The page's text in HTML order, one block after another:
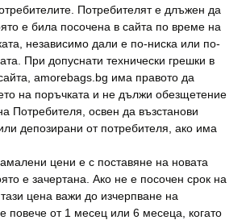
Потребителят е длъжен да
е била посочена в сайта по време на
независимо дали е по-ниска или по-
При допуснати технически грешки в
amorebags.bg има правото да
на поръчката и не дължи обезщетение
Потребителя, освен да възстанови
депозирани от потребителя, ако има
цени е с поставяне на новата
е зачертана. Ако не е посочен срок на
цена важи до изчерпване на
повече от 1 месец или 6 месеца, когато